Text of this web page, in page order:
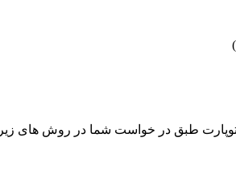
طبق در خواست شما در روش های